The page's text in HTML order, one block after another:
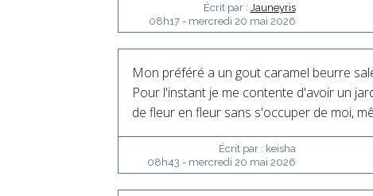
Écrit par : Jauneyris
08h17- mercredi 20 mai 2026
Mon préféré a un gout caramel beurre
Pour l'instant je me contente d'avoir un
de fleur en fleur sans s'occuper de moi,
Écrit par : keisha
08h43 - mercredi 20 mai 2026